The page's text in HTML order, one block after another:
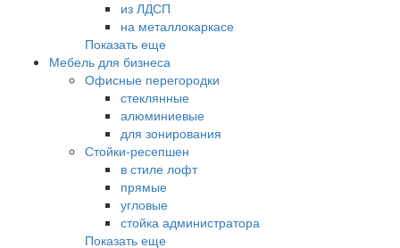
из ЛДСП
на металлокаркасе
Показать еще
Мебель для бизнеса
Офисные перегородки
стеклянные
алюминиевые
для зонирования
Стойки-ресепшен
в стиле лофт
прямые
угловые
стойка администратора
Показать еще